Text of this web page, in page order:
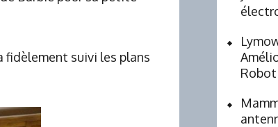
fidèlement suivi les plans